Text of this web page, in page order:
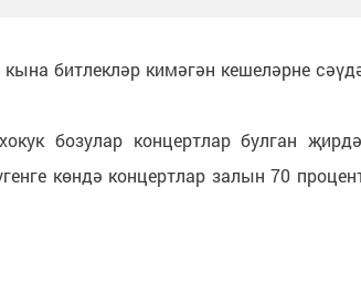
битлекләр кимәгән кешеләрне
бозулар концертлар булган
көндә концертлар залын 70